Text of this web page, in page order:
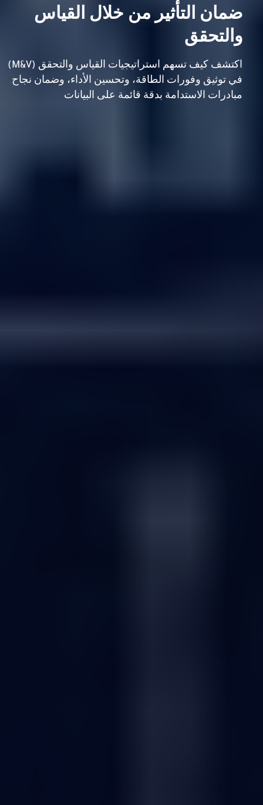
ضمان التأثير من خلال القياس
والتحقق
اكتشف كيف تسهم استراتيجيات القياس والتحقق (M&V)
في توثيق وفورات الطاقة، وتحسين الأداء، وضمان نجاح
مبادرات الاستدامة بدقة قائمة على البيانات